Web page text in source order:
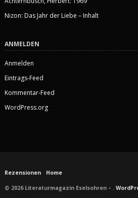
Nizon: Das Jahr der Liebe – Inhalt
ANMELDEN
Anmelden
Eintrags-Feed
Kommentar-Feed
WordPress.org
Rezensionen Home
© 2026 Literaturmagazin Eselsohren – .